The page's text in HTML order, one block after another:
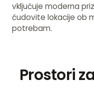
vključuje moderna
čudovite lokacije ob
potrebam.
Prostori